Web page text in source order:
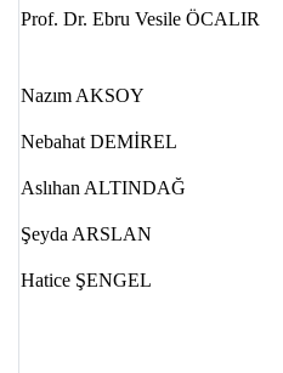
Prof. Dr. Ebru Vesile ÖCALIR
Nazım AKSOY
Nebahat DEMİREL
Aslıhan ALTINDAĞ
Şeyda ARSLAN
Hatice ŞENGEL